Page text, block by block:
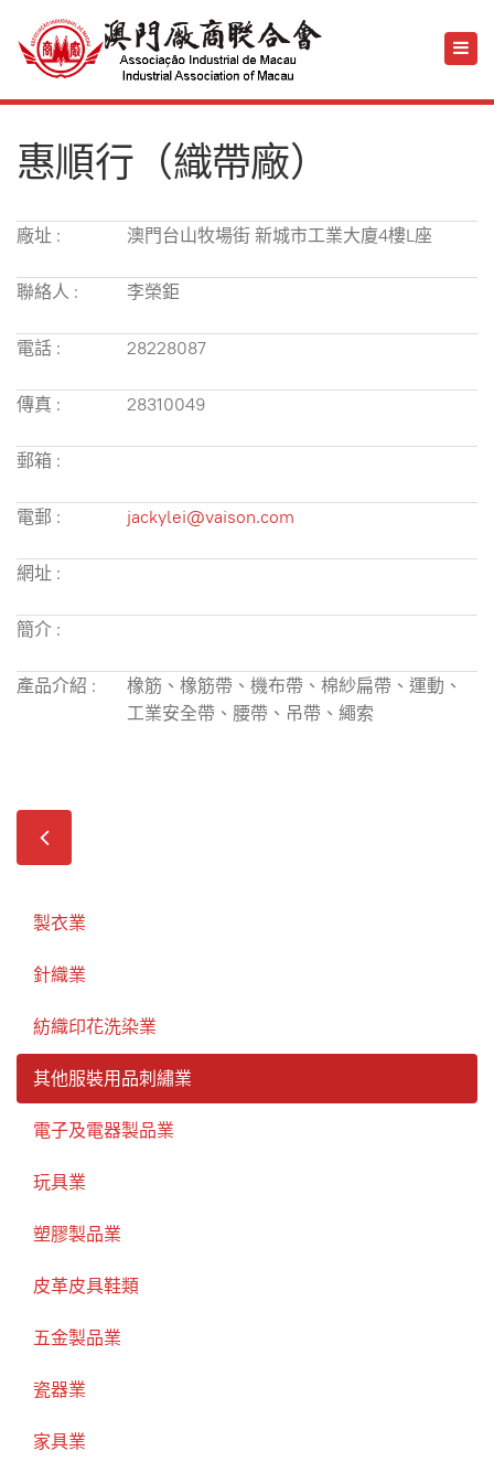
惠順行（織帶廠）
廠址 : 澳門台山牧場街 新城市工業大廈4樓L座
聯絡人 : 李榮鉅
電話 : 28228087
傳真 : 28310049
郵箱 :
電郵 : jackylei@vaison.com
網址 :
簡介 :
產品介紹 :
橡筋、橡筋帶、機布帶、棉紗扁帶、運動、
工業安全帶、腰帶、吊帶、繩索
製衣業
針織業
紡織印花洗染業
其他服裝用品刺繡業
電子及電器製品業
玩具業
塑膠製品業
皮革皮具鞋類
五金製品業
瓷器業
家具業